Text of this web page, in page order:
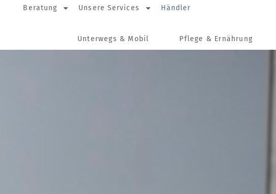
Beratung Unsere Services Händler
Unterwegs & Mobil Pflege & Ernährung